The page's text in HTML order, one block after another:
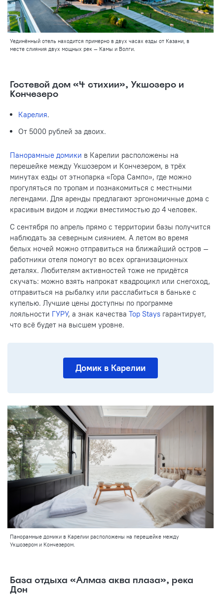
Уединённый отель находится примерно в двух часах езды от Казани, в
месте слияния двух мощных рек — Камы и Волги.
Гостевой дом «4 стихии», Укшозеро и
Кончезеро
Карелия.
От 5000 рублей за двоих.
Панорамные домики в Карелии расположены на
перешейке между Укшозером и Кончезером, в трёх
минутах езды от этнопарка «Гора Сампо», где можно
прогуляться по тропам и познакомиться с местными
легендами. Для аренды предлагают эргономичные дома с
красивым видом и лоджи вместимостью до 4 человек.
С сентября по апрель прямо с территории базы получится
наблюдать за северным сиянием. А летом во время
белых ночей можно отправиться на ближайший остров —
работники отеля помогут во всех организационных
деталях. Любителям активностей тоже не придётся
скучать: можно взять напрокат квадроцикл или снегоход,
отправиться на рыбалку или расслабиться в баньке с
купелью. Лучшие цены доступны по программе
лояльности ГУРУ, а знак качества Top Stays гарантирует,
что всё будет на высшем уровне.
Домик в Карелии
Панорамные домики в Карелии расположены на перешейке между
Укшозером и Кончезером.
База отдыха «Алмаз аква плаза», река
Дон